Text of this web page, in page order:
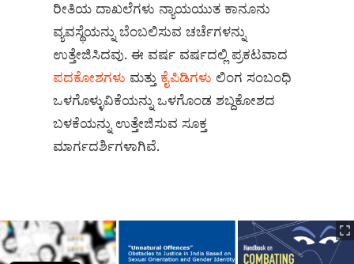
ರೀತಿಯ ದಾಖಲೆಗಳು ನ್ಯಾಯಯುತ ಕಾನೂನು
ವ್ಯವಸ್ಥೆಯನ್ನು ಬೆಂಬಲಿಸುವ ಚರ್ಚೆಗಳನ್ನು
ಉತ್ತೇಜಿಸಿದವು. ಈ ವರ್ಷ ವರ್ಷದಲ್ಲಿ ಪ್ರಕಟವಾದ
ಪದಕೋಶಗಳು ಮತ್ತು ಕೈಪಿಡಿಗಳು ಲಿಂಗ ಸಂಬಂಧಿ
ಒಳಗೊಳ್ಳುವಿಕೆಯನ್ನು ಒಳಗೊಂಡ ಶಬ್ದಕೋಶದ
ಬಳಕೆಯನ್ನು ಉತ್ತೇಜಿಸುವ ಸೂಕ್ತ
ಮಾರ್ಗದರ್ಶಿಗಳಾಗಿವೆ.